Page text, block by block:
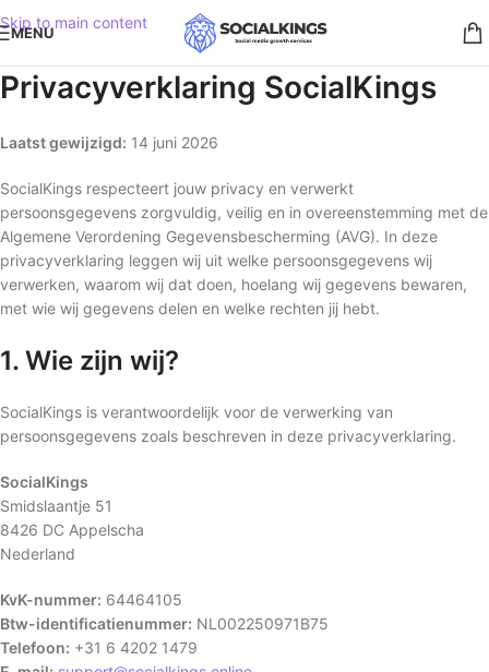
Skip to main content
MENU
Privacyverklaring SocialKings
Laatst gewijzigd: 14 juni 2026
SocialKings respecteert jouw privacy en verwerkt
persoonsgegevens zorgvuldig, veilig en in overeenstemming met de
Algemene Verordening Gegevensbescherming (AVG). In deze
privacyverklaring leggen wij uit welke persoonsgegevens wij
verwerken, waarom wij dat doen, hoelang wij gegevens bewaren,
met wie wij gegevens delen en welke rechten jij hebt.
1. Wie zijn wij?
SocialKings is verantwoordelijk voor de verwerking van
persoonsgegevens zoals beschreven in deze privacyverklaring.
SocialKings
Smidslaantje 51
8426 DC Appelscha
Nederland
KvK-nummer: 64464105
Btw-identificatienummer: NL002250971B75
Telefoon: +31 6 4202 1479